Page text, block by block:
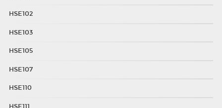
HSE102
HSE103
HSE105
HSE107
HSE110
HSE111